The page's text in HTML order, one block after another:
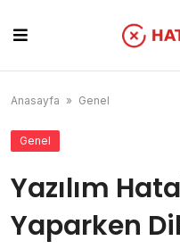
content
Anasayfa » Genel
Genel
Yazılım
Yaparken